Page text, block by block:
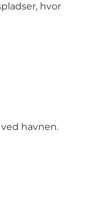
hvor
havnen.